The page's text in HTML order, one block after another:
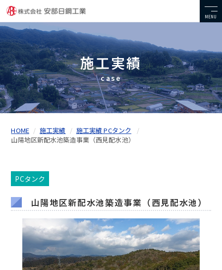
MENU
施工実績
case
HOME 施工実績
施工実績 PCタンク
山陽地区新配水池築造事業（西見配水池）
PCタンク
山陽地区新配水池築造事業（西見配水池）